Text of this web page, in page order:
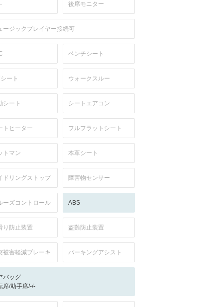
後席モニター
ージックプレイヤー接続可
ベンチシート
ート ウォークスルー
シート シートエアコン
トヒーター フルフラットシート
トマン 本革シート
ドリングストップ 障害物センサー
ーズコントロール ABS
り防止装置 盗難防止装置
被害軽減ブレーキ パーキングアシスト
バッグ
席/助手席/-/-